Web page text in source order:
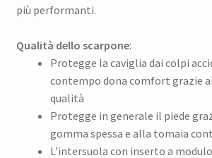
più performanti.
Qualità dello scarpone:
Protegge la caviglia dai colpi
contempo dona comfort grazie
qualità
Protegge in generale il piede
gomma spessa e alla tomaia
L’intersuola con inserto a